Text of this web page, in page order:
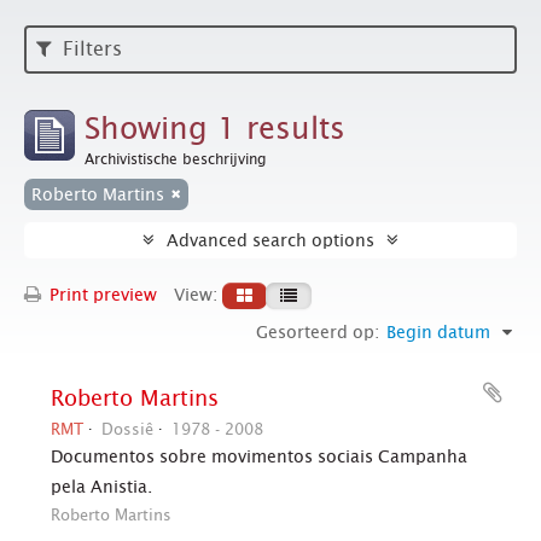
Filters
Showing 1 results
Archivistische beschrijving
Roberto Martins
Advanced search options
Print preview
View:
Gesorteerd op: Begin datum
Roberto Martins
RMT Dossiê 1978 - 2008
Documentos sobre movimentos sociais Campanha
pela Anistia.
Roberto Martins